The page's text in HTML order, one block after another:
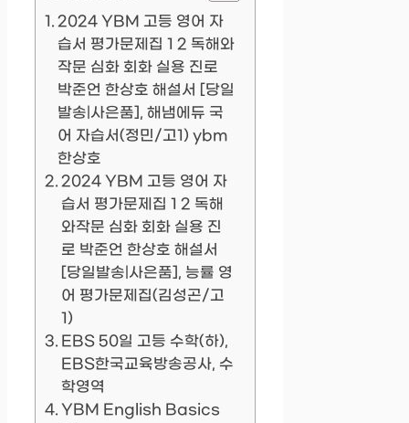
2024 YBM 고등 영어 자
습서 평가문제집 1 2 독해와
작문 심화 회화 실용 진로
박준언 한상호 해설서 [당일
발송|사은품], 해냄에듀 국
어 자습서(정민/고1) ybm
한상호
2024 YBM 고등 영어 자
습서 평가문제집 1 2 독해
와작문 심화 회화 실용 진
로 박준언 한상호 해설서
[당일발송|사은품], 능률 영
어 평가문제집(김성곤/고
1)
EBS 50일 고등 수학(하),
EBS한국교육방송공사, 수
학영역
YBM English Basics